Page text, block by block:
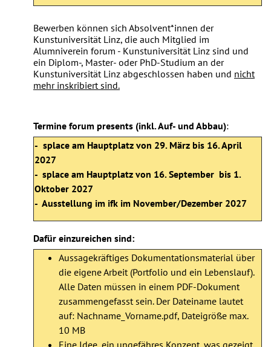
Bewerben können sich Absolvent*innen der
Kunstuniversität Linz, die auch Mitglied im
Alumniverein forum - Kunstuniversität Linz sind und
ein Diplom-, Master- oder PhD-Studium an der
Kunstuniversität Linz abgeschlossen haben und nicht
mehr inskribiert sind.
Termine forum presents (inkl. Auf- und Abbau):
- splace am Hauptplatz von 29. März bis 16. April
2027
- splace am Hauptplatz von 16. September bis 1.
Oktober 2027
- Ausstellung im ifk im November/Dezember 2027
Dafür einzureichen sind:
Aussagekräftiges Dokumentationsmaterial über
die eigene Arbeit (Portfolio und ein Lebenslauf).
Alle Daten müssen in einem PDF-Dokument
zusammengefasst sein. Der Dateiname lautet
auf: Nachname_Vorname.pdf, Dateigröße max.
10 MB
Eine Idee, ein ungefähres Konzept, was gezeigt